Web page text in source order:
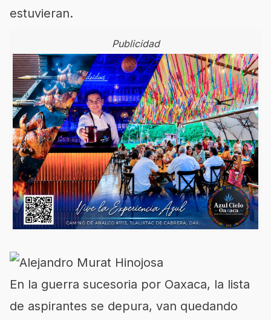
estuvieran.
Publicidad
En la guerra sucesoria por Oaxaca, la lista
de aspirantes se depura, van quedando